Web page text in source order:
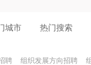
城市 热门搜索
聘 组织发展方向招聘